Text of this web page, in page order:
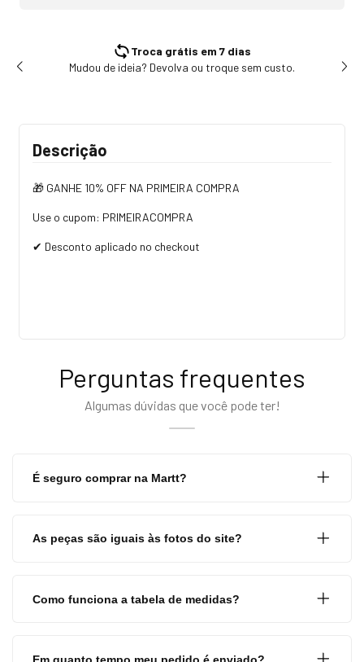
Troca grátis em 7 dias
Mudou de ideia? Devolva ou troque sem custo.
Descrição
🎁 GANHE 10% OFF NA PRIMEIRA COMPRA
Use o cupom: PRIMEIRACOMPRA
✔ Desconto aplicado no checkout
Perguntas frequentes
Algumas dúvidas que você pode ter!
É seguro comprar na Martt?
As peças são iguais às fotos do site?
Como funciona a tabela de medidas?